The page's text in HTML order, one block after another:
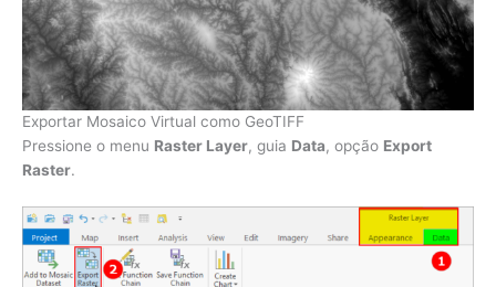
Exportar Mosaico Virtual como GeoTIFF
Pressione o menu Raster Layer, guia Data, opção Export
Raster.